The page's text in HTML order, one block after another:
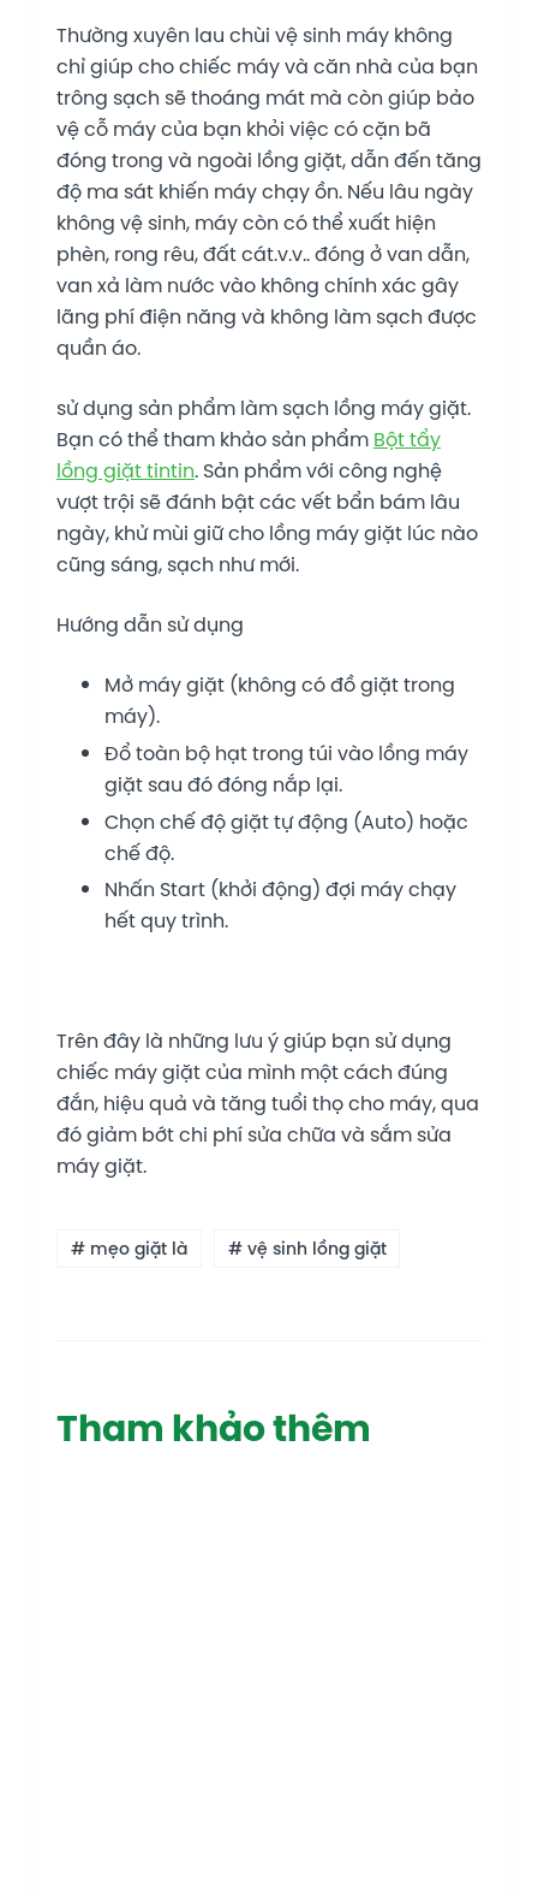
Thường xuyên lau chùi vệ sinh máy không
chỉ giúp cho chiếc máy và căn nhà của bạn
trông sạch sẽ thoáng mát mà còn giúp bảo
vệ cỗ máy của bạn khỏi việc có cặn bã
đóng trong và ngoài lồng giặt, dẫn đến tăng
độ ma sát khiến máy chạy ồn. Nếu lâu ngày
không vệ sinh, máy còn có thể xuất hiện
phèn, rong rêu, đất cát.v.v.. đóng ở van dẫn,
van xả làm nước vào không chính xác gây
lãng phí điện năng và không làm sạch được
quần áo.
sử dụng sản phẩm làm sạch lồng máy giặt.
Bạn có thể tham khảo sản phẩm Bột tẩy
lồng giặt tintin. Sản phẩm với công nghệ
vượt trội sẽ đánh bật các vết bẩn bám lâu
ngày, khử mùi giữ cho lồng máy giặt lúc nào
cũng sáng, sạch như mới.
Hướng dẫn sử dụng
Mở máy giặt (không có đồ giặt trong
máy).
Đổ toàn bộ hạt trong túi vào lồng máy
giặt sau đó đóng nắp lại.
Chọn chế độ giặt tự động (Auto) hoặc
chế độ.
Nhấn Start (khởi động) đợi máy chạy
hết quy trình.
Trên đây là những lưu ý giúp bạn sử dụng
chiếc máy giặt của mình một cách đúng
đắn, hiệu quả và tăng tuổi thọ cho máy, qua
đó giảm bớt chi phí sửa chữa và sắm sửa
máy giặt.
# mẹo giặt là # vệ sinh lồng giặt
Tham khảo thêm